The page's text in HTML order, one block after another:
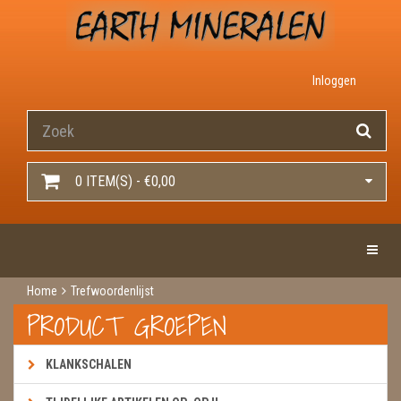
Inloggen
0 ITEM(S) - €0,00
Home Trefwoordenlijst
PRODUCT GROEPEN
KLANKSCHALEN